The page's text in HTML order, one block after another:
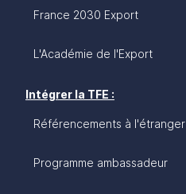
France 2030 Export
L'Académie de l'Export
Intégrer la TFE :
Référencements à l'étranger
Programme ambassadeur